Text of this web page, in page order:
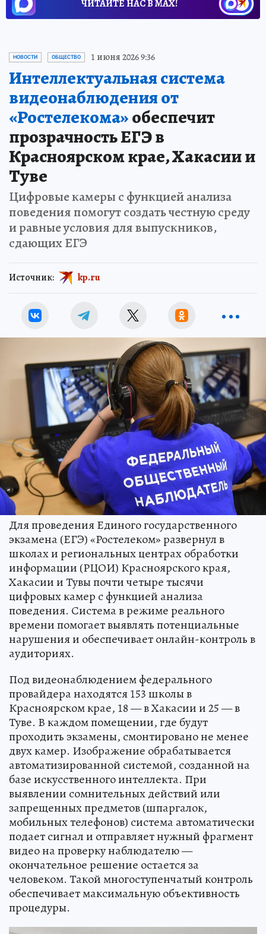
ЧИТАЙТЕ НАС В МАХ!
НОВОСТИ ОБЩЕСТВО 1 июня 2026 9:36
Интеллектуальная система
видеонаблюдения от
«Ростелекома»обеспечит
прозрачность ЕГЭ в
Красноярском крае, Хакасии и
Туве
Цифровые камеры с функцией анализа
поведения помогут создать честную среду
и равные условия для выпускников,
сдающих ЕГЭ
Источник: kp.ru
Для проведения Единого государственного
экзамена (ЕГЭ) «Ростелеком» развернул в
школах и региональных центрах обработки
информации (РЦОИ) Красноярского края,
Хакасии и Тувы почти четыре тысячи
цифровых камер с функцией анализа
поведения. Система в режиме реального
времени помогает выявлять потенциальные
нарушения и обеспечивает онлайн-контроль в
аудиториях.
Под видеонаблюдением федерального
провайдера находятся 153 школы в
Красноярском крае, 18 — в Хакасии и 25 — в
Туве. В каждом помещении, где будут
проходить экзамены, смонтировано не менее
двух камер. Изображение обрабатывается
автоматизированной системой, созданной на
базе искусственного интеллекта. При
выявлении сомнительных действий или
запрещенных предметов (шпаргалок,
мобильных телефонов) система автоматически
подает сигнал и отправляет нужный фрагмент
видео на проверку наблюдателю —
окончательное решение остается за
человеком. Такой многоступенчатый контроль
обеспечивает максимальную объективность
процедуры.